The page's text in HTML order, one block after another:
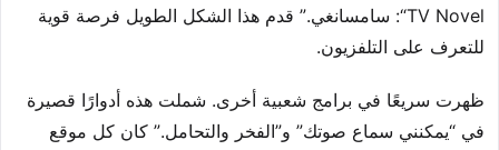
“TV Novel: سامسانغي.” قدم هذا الشكل الطويل فرصة قوية
للتعرف على التلفزيون.
ظهرت سريعًا في برامج شعبية أخرى. شملت هذه أدوارًا قصيرة
في “يمكنني سماع صوتك” و”الفخر والتحامل.” كان كل موقع